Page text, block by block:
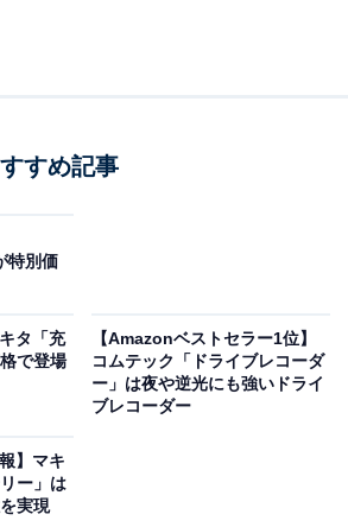
備えた人気の高圧洗浄機。
現しています。それでいて泥汚れや
固な汚れを高圧水流でしっかり落と
ヤ付き
の設計で、女性や年配の人
。付属のバリオスプレーランスやサ
。接続・片付けもスムーズで、
が魅力です。
すめ記事
特別価
タ「充
で登場
【Amazonベストセラー1位】
コムテック「ドライブレコーダ
ー」は夜や逆光にも強いドライ
ブレコーダー
】マキ
ー」は
実現